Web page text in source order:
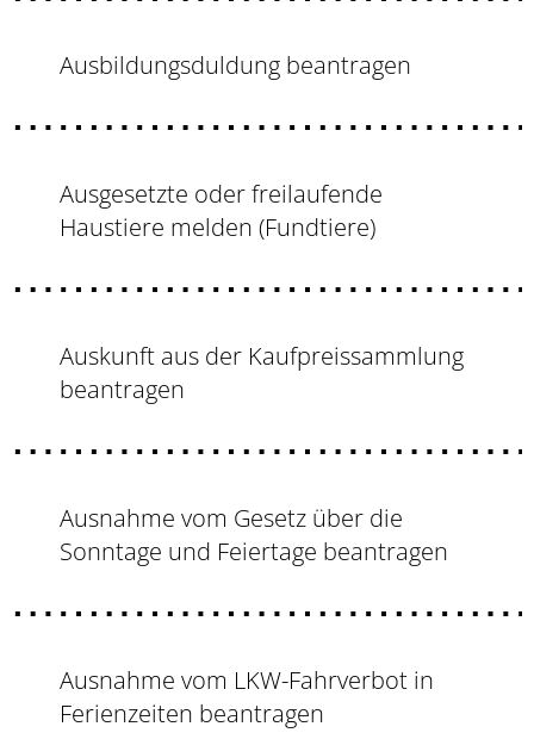
Ausbildungsduldung beantragen
Ausgesetzte oder freilaufende
Haustiere melden (Fundtiere)
Auskunft aus der Kaufpreissammlung
beantragen
Ausnahme vom Gesetz über die
Sonntage und Feiertage beantragen
Ausnahme vom LKW-Fahrverbot in
Ferienzeiten beantragen